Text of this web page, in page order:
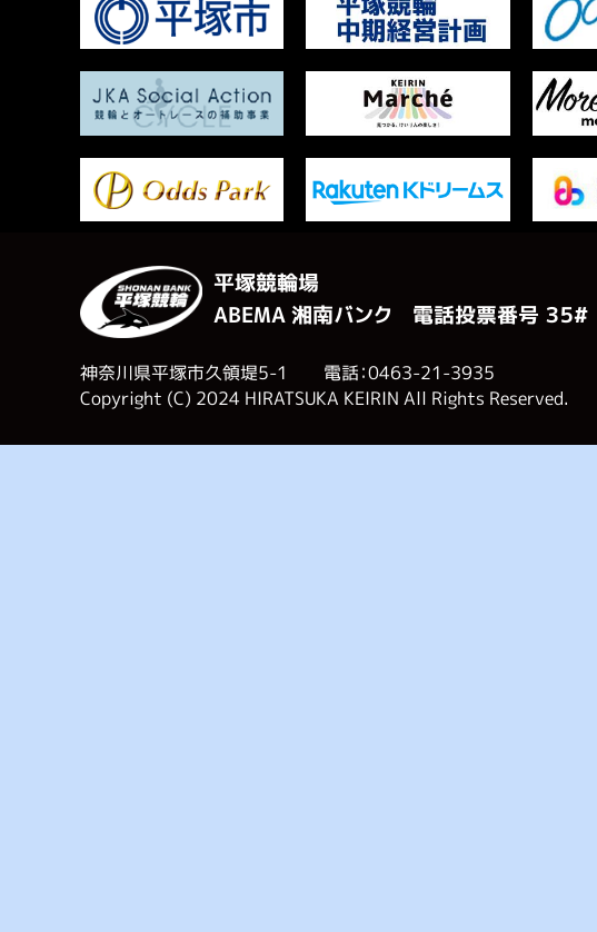
平塚競輪場
ABEMA 湘南バンク 電話投票番号 ３５#
神奈川県平塚市久領堤5-1 電話：0463-21-3935
Copyright (C) 2024 HIRATSUKA KEIRIN All Rights Reserved.